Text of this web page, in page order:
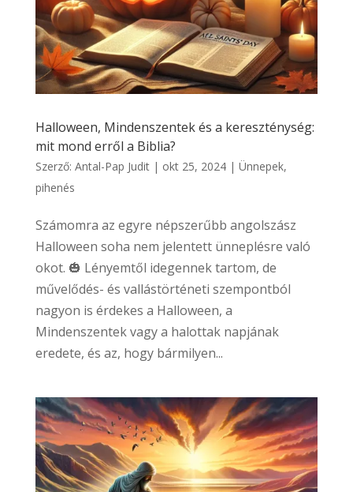
Halloween, Mindenszentek és a kereszténység:
mit mond erről a Biblia?
Szerző: Antal-Pap Judit| okt 25, 2024| Ünnepek,
pihenés
Számomra az egyre népszerűbb angolszász
Halloween soha nem jelentett ünneplésre való
okot. 🎃 Lényemtől idegennek tartom, de
művelődés- és vallástörténeti szempontból
nagyon is érdekes a Halloween, a
Mindenszentek vagy a halottak napjának
eredete, és az, hogy bármilyen...